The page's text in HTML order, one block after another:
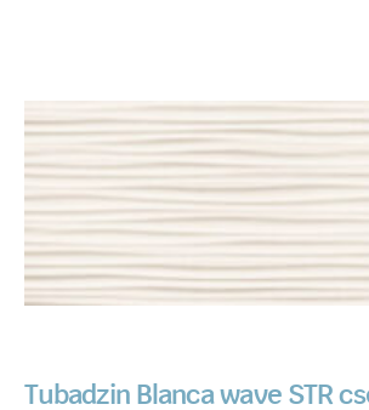
Tubadzin Blanca wave STR